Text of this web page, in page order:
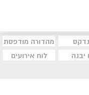
מהדורה מודפסת
יבנה
לוח אירועים